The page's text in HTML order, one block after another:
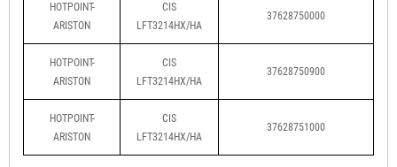
HOTPOINT-
ARISTON
CIS
LFT3214HX/HA
37628750000
HOTPOINT-
ARISTON
CIS
LFT3214HX/HA
37628750900
HOTPOINT-
ARISTON
CIS
LFT3214HX/HA
37628751000